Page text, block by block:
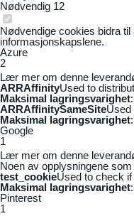
Nødvendig 12
Nødvendige cookies bidra
informasjonskapslene.
Azure
2
Lær mer om denne
ARRAffinityUsed to
Maksimal lagringsvarighet
ARRAffinitySameSiteUsed
Maksimal lagringsvarighet
Google
1
Lær mer om denne
Noen av opplysningene
test_cookieUsed to check
Maksimal lagringsvarighet
Pinterest
1